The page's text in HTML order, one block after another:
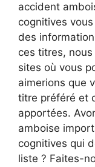
accident
cognitives
des
ces titres,
sites où vous
aimerions que
titre préféré et
apportées.
amboise
cognitives qui
liste ? Faites-